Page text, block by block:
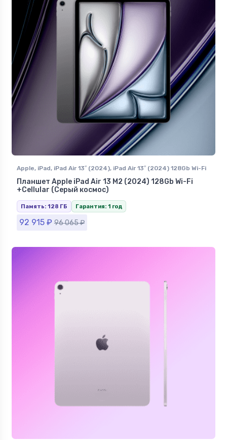
Apple, iPad, iPad Air 13″ (2024), iPad Air 13″ (2024) 128Gb Wi-Fi
+Сellular
Планшет Apple iPad Air 13 M2 (2024) 128Gb Wi-Fi
+Сellular (Серый космос)
Память: 128 ГБ Гарантия: 1 год
92 915 ₽ 96 065₽